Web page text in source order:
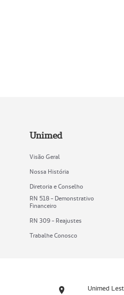
Unimed
Visão Geral
Nossa História
Diretoria e Conselho
RN 518 - Demonstrativo
Financeiro
RN 309 - Reajustes
Trabalhe Conosco
Unimed